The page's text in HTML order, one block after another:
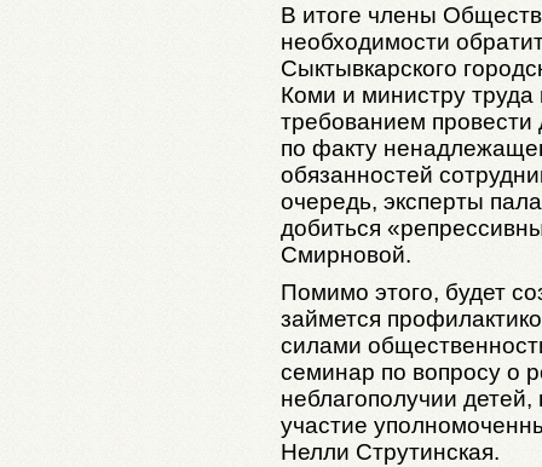
В итоге члены
необходимости
Сыктывкарского
Коми и министру
требованием
по факту
обязанностей
очередь, эксперты
добиться
Смирновой.
Помимо этого, будет
займется
силами
семинар по вопросу о
неблагополучии детей,
участие
Нелли Струтинская.